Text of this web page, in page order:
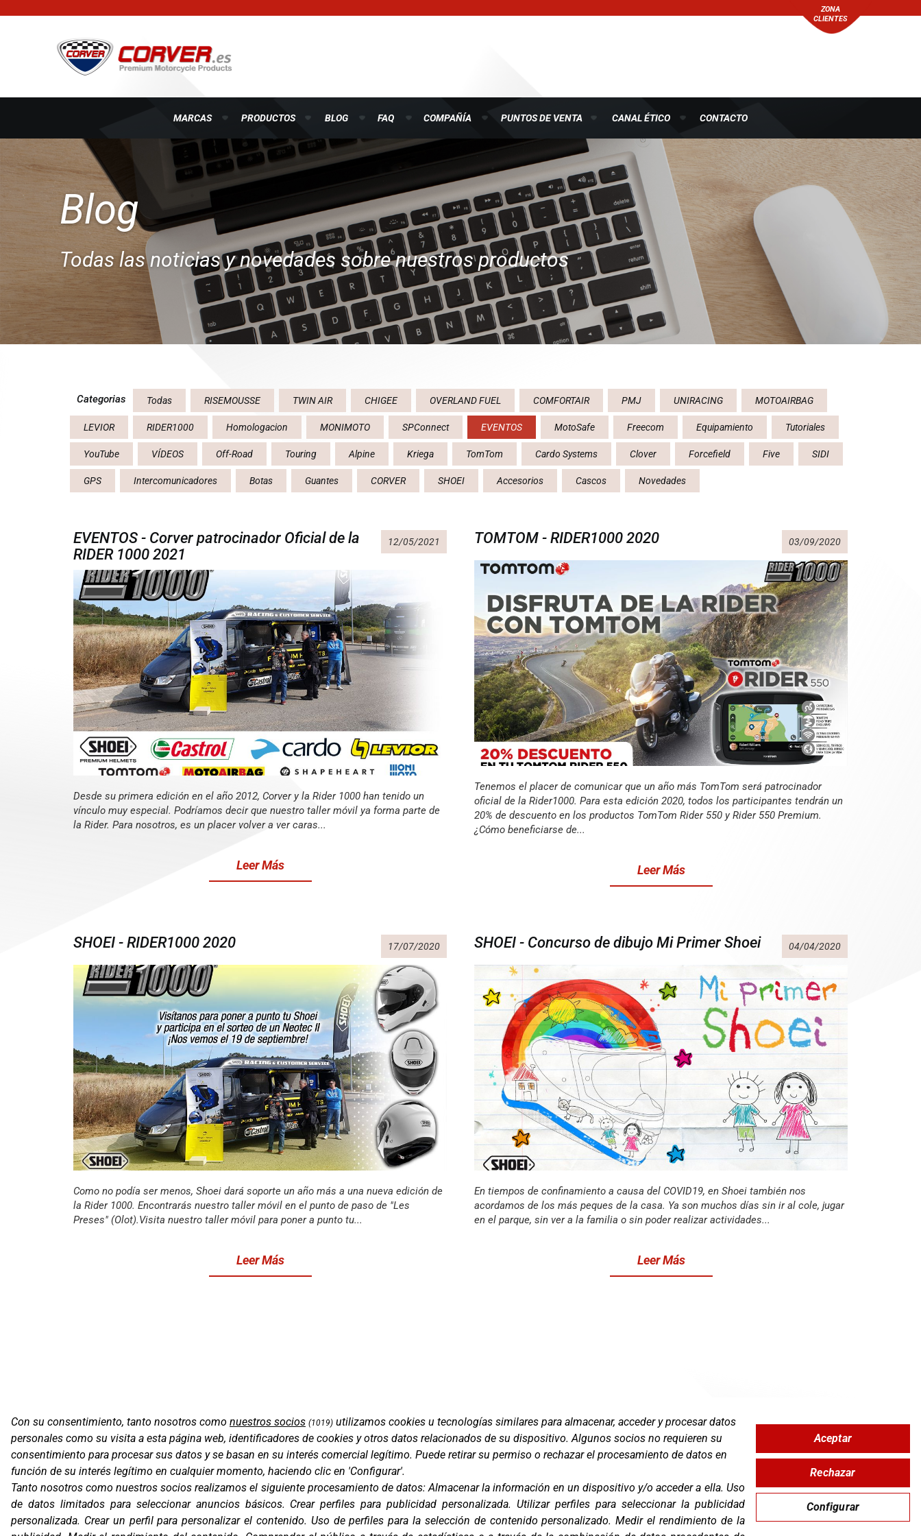
ZONA
CLIENTES
MARCAS PRODUCTOS BLOG FAQ COMPAÑÍA PUNTOS DE VENTA CANAL ÉTICO CONTACTO
Blog
Todas las noticias y novedades sobre nuestros productos
Categorias Todas RISEMOUSSE TWIN AIR CHIGEE OVERLAND FUEL COMFORTAIR PMJ UNIRACING MOTOAIRBAG
LEVIOR RIDER1000 Homologacion MONIMOTO SPConnect EVENTOS MotoSafe Freecom Equipamiento Tutoriales
YouTube VÍDEOS Off-Road Touring Alpine Kriega TomTom Cardo Systems Clover Forcefield Five SIDI
GPS Intercomunicadores Botas Guantes CORVER SHOEI Accesorios Cascos Novedades
EVENTOS - Corver patrocinador Oficial de la
RIDER 1000 2021
12/05/2021
Desde su primera edición en el año 2012, Corver y la Rider 1000 han tenido un
vínculo muy especial. Podríamos decir que nuestro taller móvil ya forma parte de
la Rider. Para nosotros, es un placer volver a ver caras...
Leer Más
TOMTOM - RIDER1000 2020 03/09/2020
Tenemos el placer de comunicar que un año más TomTom será patrocinador
oficial de la Rider1000. Para esta edición 2020, todos los participantes tendrán un
20% de descuento en los productos TomTom Rider 550 y Rider 550 Premium.
¿Cómo beneficiarse de...
Leer Más
SHOEI - RIDER1000 2020 17/07/2020
Como no podía ser menos, Shoei dará soporte un año más a una nueva edición de
la Rider 1000. Encontrarás nuestro taller móvil en el punto de paso de "Les
Preses" (Olot).Visita nuestro taller móvil para poner a punto tu...
Leer Más
SHOEI - Concurso de dibujo Mi Primer Shoei 04/04/2020
En tiempos de confinamiento a causa del COVID19, en Shoei también nos
acordamos de los más peques de la casa. Ya son muchos días sin ir al cole, jugar
en el parque, sin ver a la familia o sin poder realizar actividades...
Leer Más
Gavà (Barcelona)
Contacto
T. (+34) 93 638 38 60
Email: corver@corver.es
Productos
Blog
Contacto
FAQ
Zona Clientes
Con su consentimiento, tanto nosotros como nuestros socios (1019) utilizamos cookies u tecnologías similares para almacenar, acceder y procesar datos
personales como su visita a esta página web, identificadores de cookies y otros datos relacionados de su dispositivo. Algunos socios no requieren su
consentimiento para procesar sus datos y se basan en su interés comercial legítimo. Puede retirar su permiso o rechazar el procesamiento de datos en
función de su interés legítimo en cualquier momento, haciendo clic en 'Configurar'.
Tanto nosotros como nuestros socios realizamos el siguiente procesamiento de datos:Almacenar la información en un dispositivo y/o acceder a ella. Uso
de datos limitados para seleccionar anuncios básicos. Crear perfiles para publicidad personalizada.Utilizar perfiles para seleccionar la publicidad
personalizada. Crear un perfil para personalizar el contenido. Uso de perfiles para la selección de contenido personalizado.Medir el rendimiento de la
Configurar
Rechazar
Aceptar